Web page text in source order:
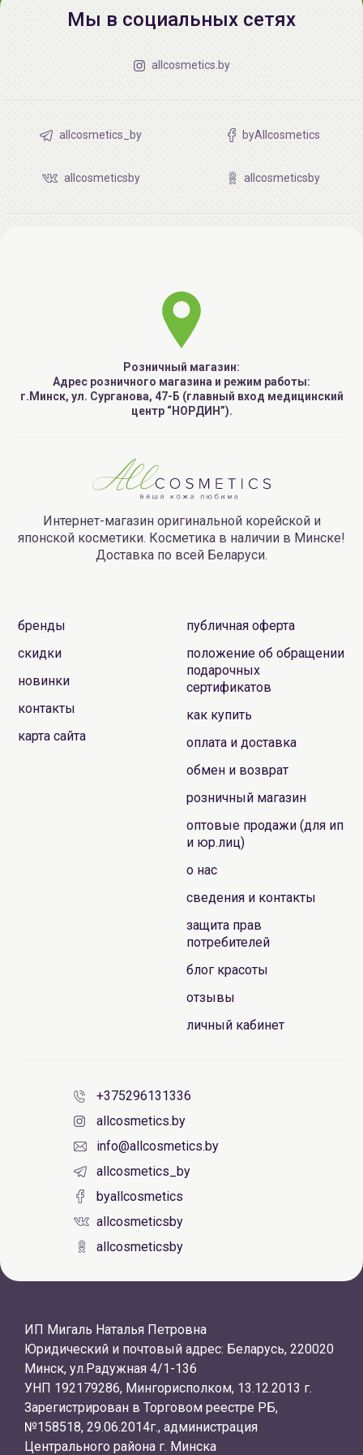
профилактического действиящетки , рекомендуется
Мы в социальных сетях
allcosmetics.by
allcosmetics_by byAllcosmetics
allcosmeticsby allcosmeticsby
Розничный магазин:
Адрес розничного магазина и режим работы:
г.Минск, ул. Сурганова, 47-Б (главный вход медицинский
центр “НОРДИН”).
Интернет-магазин оригинальной корейской и
японской косметики. Косметика в наличии в Минске!
Доставка по всей Беларуси.
бренды
скидки
новинки
контакты
карта сайта
публичная оферта
положение об обращении
подарочных
сертификатов
как купить
оплата и доставка
обмен и возврат
розничный магазин
оптовые продажи (для ип
и юр.лиц)
о нас
сведения и контакты
защита прав
потребителей
блог красоты
отзывы
личный кабинет
+375296131336
allcosmetics.by
info@allcosmetics.by
allcosmetics_by
byallcosmetics
allcosmeticsby
allcosmeticsby
ИП Мигаль Наталья Петровна
Юридический и почтовый адрес: Беларусь, 220020
Минск, ул.Радужная 4/1-136
УНП 192179286, Мингорисполком, 13.12.2013 г.
Зарегистрирован в Торговом реестре РБ,
№158518, 29.06.2014г., администрация
Центрального района г. Минска